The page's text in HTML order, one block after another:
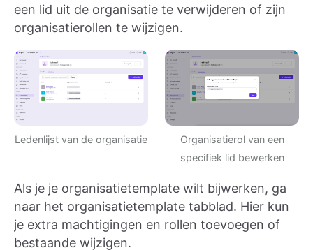
een lid uit de organisatie te verwijderen of zijn
organisatierollen te wijzigen.
Ledenlijst van de organisatie
Organisatierol van een
specifiek lid bewerken
Als je je organisatietemplate wilt bijwerken, ga
naar het organisatietemplate tabblad. Hier kun
je extra machtigingen en rollen toevoegen of
bestaande wijzigen.